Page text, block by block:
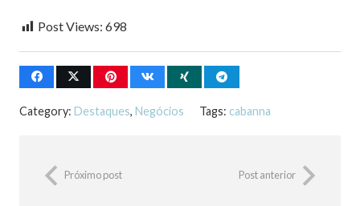
Post Views: 698
Category: Destaques, Negócios Tags: cabanna
Próximo post Post anterior